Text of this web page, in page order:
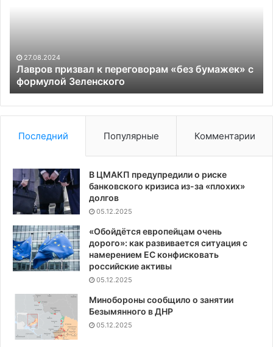
формулой
Зеленского
27.08.2024
Лавров призвал к переговорам «без бумажек» с
формулой Зеленского
Последний Популярные Комментарии
В ЦМАКП предупредили о риске
банковского кризиса из-за «плохих»
долгов
05.12.2025
«Обойдётся европейцам очень
дорого»: как развивается ситуация с
намерением ЕС конфисковать
российские активы
05.12.2025
Минобороны сообщило о занятии
Безымянного в ДНР
05.12.2025